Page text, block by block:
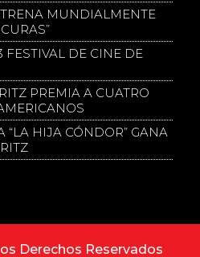
MUNDIALMENTE
FESTIVAL DE CINE DE
PREMIA A CUATRO
“LA HIJA CÓNDOR” GANA
Derechos Reservados